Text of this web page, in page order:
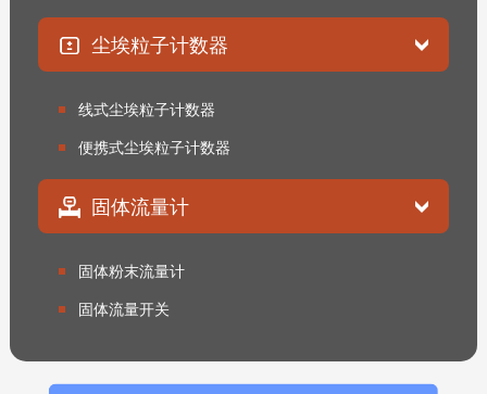
尘埃粒子计数器
线式尘埃粒子计数器
便携式尘埃粒子计数器
固体流量计
固体粉末流量计
固体流量开关